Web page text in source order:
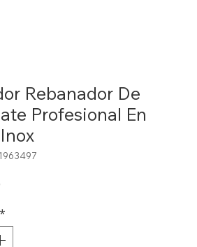
Rebanador De
Profesional En
*